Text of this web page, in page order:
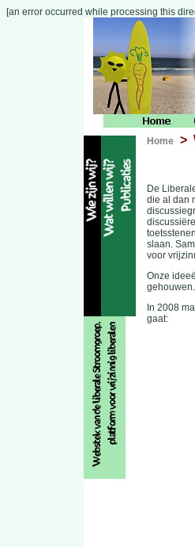
[an error occurred while processing this
Home >
De
die al dan
slaan.
voor
Onze
In 2008
gaat: